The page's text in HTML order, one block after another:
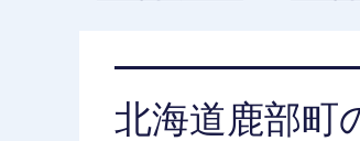
北海道鹿部町